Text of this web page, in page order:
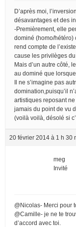
D’après moi,
désavantages et des
-Premièrement, elle
dominé (homo/hétéro)
rend compte de
cause les privilèges
Mais d’un autre côté,
au dominé que
Il ne s’imagine pas
domination,puisqu’il
artistiques reposant
jamais du point de vu
(voilà voilà, désolé si
20 février 2014 à 1 h 30
meg
Invité
@Nicolas- Merci pour
@Camille- je ne te
d’accord avec toi.